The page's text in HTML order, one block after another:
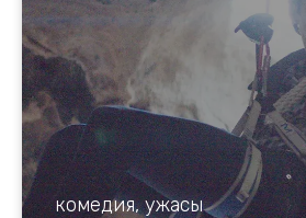
комедия, ужасы